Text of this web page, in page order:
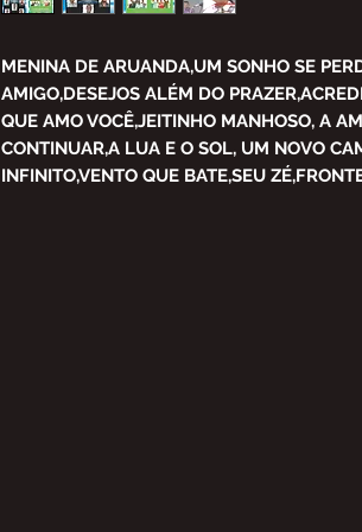
MENINA DE ARUANDA,UM SONHO SE
AMIGO,DESEJOS ALÉM DO
QUE AMO VOCÊ,JEITINHO MANHOSO, A
CONTINUAR,A LUA E O SOL, UM NOVO
INFINITO,VENTO QUE BATE,SEU